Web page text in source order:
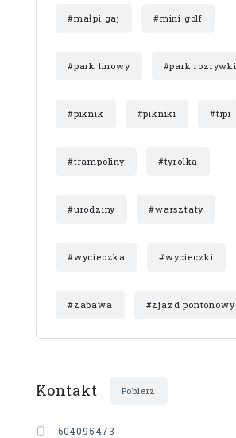
#małpi gaj #mini golf
#park linowy #park rozrywki
#piknik #pikniki #tipi
#trampoliny #tyrolka
#urodziny #warsztaty
#wycieczka #wycieczki
#zabawa #zjazd pontonowy
Kontakt Pobierz
604095473